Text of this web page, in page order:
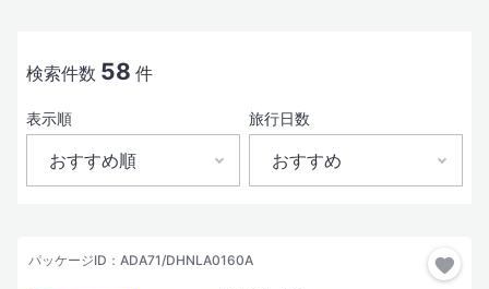
出発日
検索件数 58 件
表示順
おすすめ順
価格が安い順
旅行日数
おすすめ
パッケージID：ADA71/DHNLA0160A